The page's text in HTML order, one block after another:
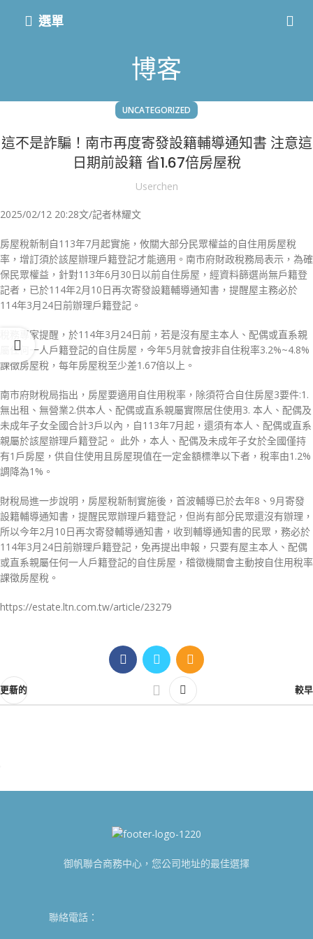
選單
博客
UNCATEGORIZED
這不是詐騙！南市再度寄發設籍輔導通知書 注意這
日期前設籍 省1.67倍房屋稅
Userchen
2025/02/12 20:28文/記者林耀文
房屋稅新制自113年7月起實施，攸關大部分民眾權益的自住用房屋稅
率，增訂須於該屋辦理戶籍登記才能適用。南市府財政稅務局表示，為確
保民眾權益，針對113年6月30日以前自住房屋，經資料篩選尚無戶籍登
記者，已於114年2月10日再次寄發設籍輔導通知書，提醒屋主務必於
114年3月24日前辦理戶籍登記。
稅務專家提醒，於114年3月24日前，若是沒有屋主本人、配偶或直系親
屬任何一人戶籍登記的自住房屋，今年5月就會按非自住稅率3.2%~4.8%
課徵房屋稅，每年房屋稅至少差1.67倍以上。
南市府財稅局指出，房屋要適用自住用稅率，除須符合自住房屋3要件:1.
無出租、無營業2.供本人、配偶或直系親屬實際居住使用3. 本人、配偶及
未成年子女全國合計3戶以內，自113年7月起，還須有本人、配偶或直系
親屬於該屋辦理戶籍登記。 此外，本人、配偶及未成年子女於全國僅持
有1戶房屋，供自住使用且房屋現值在一定金額標準以下者，稅率由1.2%
調降為1%。
財稅局進一步說明，房屋稅新制實施後，首波輔導已於去年8、9月寄發
設籍輔導通知書，提醒民眾辦理戶籍登記，但尚有部分民眾還沒有辦理，
所以今年2月10日再次寄發輔導通知書，收到輔導通知書的民眾，務必於
114年3月24日前辦理戶籍登記，免再提出申報，只要有屋主本人、配偶
或直系親屬任何一人戶籍登記的自住房屋，稽徵機關會主動按自住用稅率
課徵房屋稅。
https://estate.ltn.com.tw/article/23279
更新的 較早
御帆聯合商務中心，您公司地址的最佳選擇
聯絡電話：